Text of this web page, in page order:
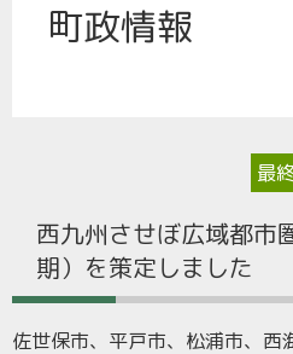
町政情報
最
西九州させぼ広域都市
期）を策定しました
佐世保市、平戸市、松浦市、西